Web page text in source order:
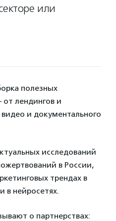
или
полезных
лендингов и
и документального
исследований
в России,
трендах в
в нейросетях.
о партнерствах: